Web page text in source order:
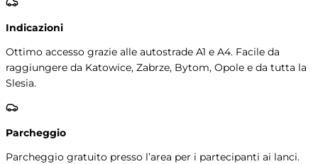
Indicazioni
Ottimo accesso grazie alle autostrade A1 e A4. Facile da
raggiungere da Katowice, Zabrze, Bytom, Opole e da tutta la
Slesia.
Parcheggio
Parcheggio gratuito presso l’area per i partecipanti ai lanci.